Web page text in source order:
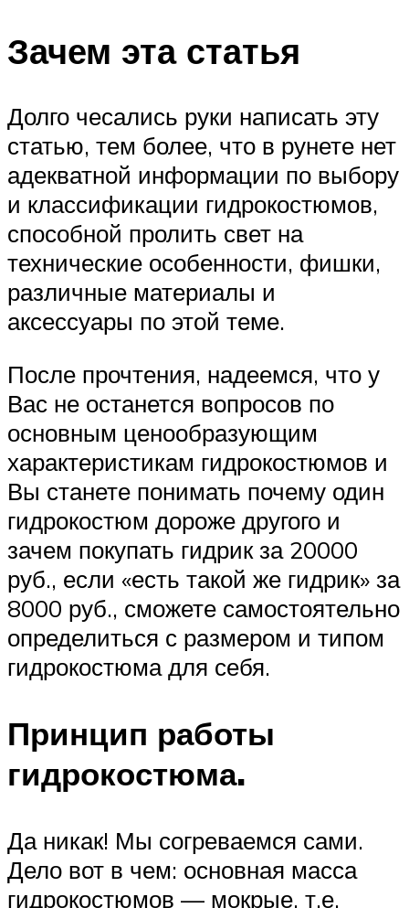
Зачем эта статья
Долго чесались руки написать эту
статью, тем более, что в рунете нет
адекватной информации по выбору
и классификации гидрокостюмов,
способной пролить свет на
технические особенности, фишки,
различные материалы и
аксессуары по этой теме.
После прочтения, надеемся, что у
Вас не останется вопросов по
основным ценообразующим
характеристикам гидрокостюмов и
Вы станете понимать почему один
гидрокостюм дороже другого и
зачем покупать гидрик за 20000
руб., если «есть такой же гидрик» за
8000 руб., сможете самостоятельно
определиться с размером и типом
гидрокостюма для себя.
Принцип работы
гидрокостюма.
Да никак! Мы согреваемся сами.
Дело вот в чем: основная масса
гидрокостюмов — мокрые, т.е.